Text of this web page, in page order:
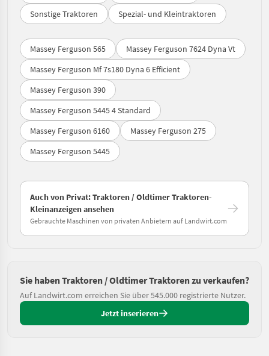
Sonstige Traktoren
Spezial- und Kleintraktoren
Massey Ferguson 565
Massey Ferguson 7624 Dyna Vt
Massey Ferguson Mf 7s180 Dyna 6 Efficient
Massey Ferguson 390
Massey Ferguson 5445 4 Standard
Massey Ferguson 6160
Massey Ferguson 275
Massey Ferguson 5445
Auch von Privat: Traktoren / Oldtimer Traktoren-
Kleinanzeigen ansehen
Gebrauchte Maschinen von privaten Anbietern auf Landwirt.com
Sie haben Traktoren / Oldtimer Traktoren zu verkaufen?
Auf Landwirt.com erreichen Sie über 545.000 registrierte Nutzer.
Jetzt inserieren